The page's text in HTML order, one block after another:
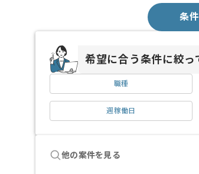
条
希望に合う条件に絞っ
職種
週稼働日
他の案件を見る